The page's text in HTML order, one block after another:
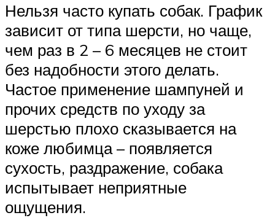
Нельзя часто купать собак. График
зависит от типа шерсти, но чаще,
чем раз в 2 – 6 месяцев не стоит
без надобности этого делать.
Частое применение шампуней и
прочих средств по уходу за
шерстью плохо сказывается на
коже любимца – появляется
сухость, раздражение, собака
испытывает неприятные
ощущения.